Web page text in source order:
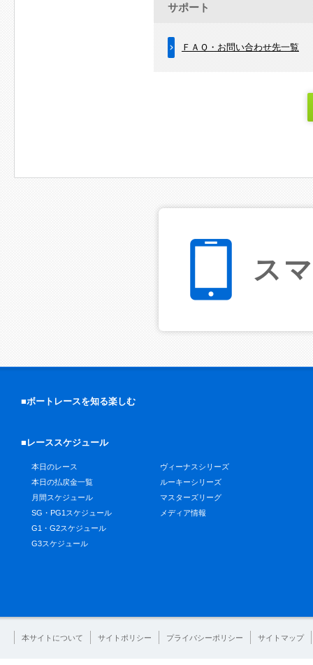
サポート
ＦＡＱ・お問い合わせ先一覧
ス
■ボートレースを知る楽しむ
■レーススケジュール
本日のレース
本日の払戻金一覧
月間スケジュール
SG・PG1スケジュール
G1・G2スケジュール
G3スケジュール
ヴィーナスシリーズ
ルーキーシリーズ
マスターズリーグ
メディア情報
本サイトについて サイトポリシー プライバシーポリシー サイトマップ